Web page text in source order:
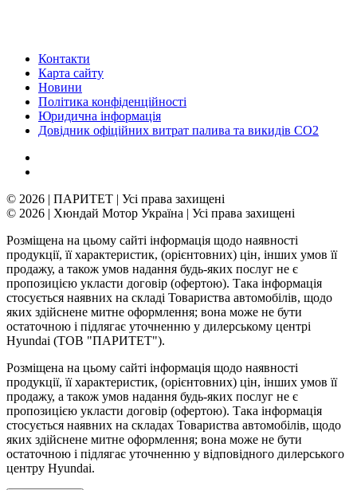
Контакти
Карта сайту
Новини
Політика конфіденційності
Юридична інформація
Довідник офіційних витрат палива та викидів СО2
© 2026 | ПАРИТЕТ | Усі права захищені
© 2026 | Хюндай Мотор Україна | Усі права захищені
Розміщена на цьому сайті інформація щодо наявності
продукції, її характеристик, (орієнтовних) цін, інших умов її
продажу, а також умов надання будь-яких послуг не є
пропозицією укласти договір (офертою). Така інформація
стосується наявних на складі Товариства автомобілів, щодо
яких здійснене митне оформлення; вона може не бути
остаточною і підлягає уточненню у дилерському центрі
Hyundai (ТОВ "ПАРИТЕТ").
Розміщена на цьому сайті інформація щодо наявності
продукції, її характеристик, (орієнтовних) цін, інших умов її
продажу, а також умов надання будь-яких послуг не є
пропозицією укласти договір (офертою). Така інформація
стосується наявних на складах Товариства автомобілів, щодо
яких здійснене митне оформлення; вона може не бути
остаточною і підлягає уточненню у відповідного дилерського
центру Hyundai.